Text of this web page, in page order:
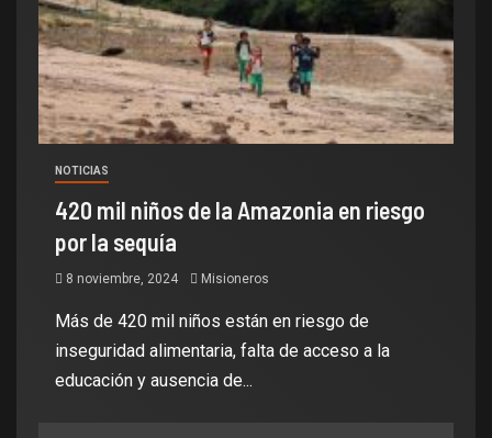
NOTICIAS
420 mil niños de la Amazonia en riesgo
por la sequía
8 noviembre, 2024 Misioneros
Más de 420 mil niños están en riesgo de
inseguridad alimentaria, falta de acceso a la
educación y ausencia de...